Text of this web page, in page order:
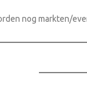
nog markten/